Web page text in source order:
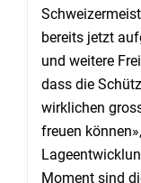
bereits jetzt
und weitere
dass die
wirklichen
freuen
Moment sind